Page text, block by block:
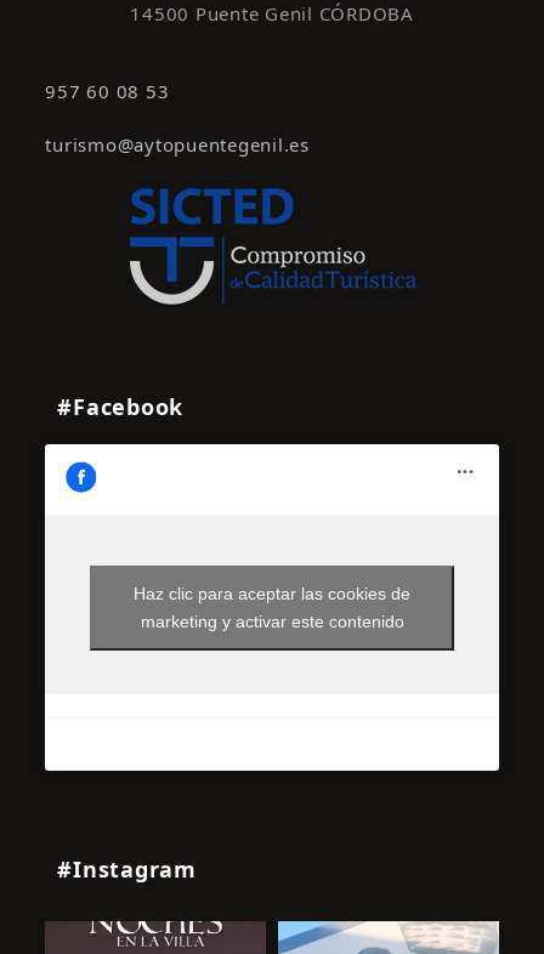
14500 Puente Genil CÓRDOBA
957 60 08 53
turismo@aytopuentegenil.es
#Facebook
Haz clic para aceptar las cookies de
marketing y activar este contenido
#Instagram